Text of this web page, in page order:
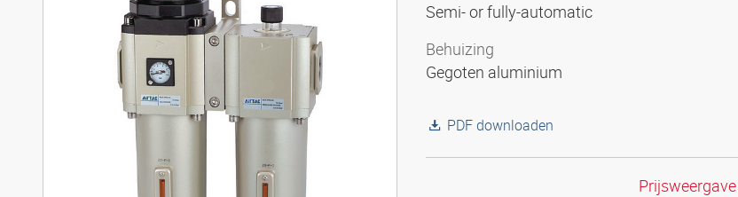
Semi- or fully-automatic
Behuizing
Gegoten aluminium
PDF downloaden